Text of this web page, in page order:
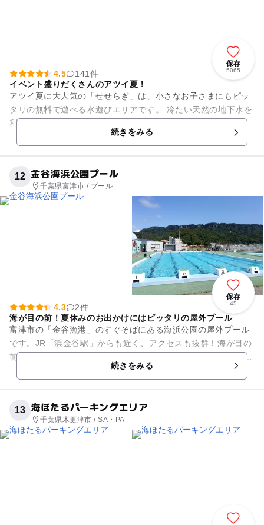
保存
5065
4.5
141件
イベント盛りだくさんのアツイ夏！
アツイ夏に大人気の「せせらぎ」は、小さなお子さまにもピッ
タリの無料で遊べる水遊びエリアです。 冷たい天然の地下水を
利用した夏の人気SPOT！噴水やすべり台で楽しく遊んじゃお
続きをみる
12 金谷海浜公園プール
千葉県富津市 / プール
保存
45
4.3
2件
海が目の前！夏休みのお出かけにはピッタリの屋外プール
富津市の「金谷漁港」のすぐそばにある海浜公園の屋外プール
です。JR「浜金谷駅」からも近く、アクセスも抜群！海が目の
前にあり夏のレジャーにはピッタリです。 施設内には25mプー
続きをみる
13 海ほたるパーキングエリア
千葉県木更津市 / SA・PA